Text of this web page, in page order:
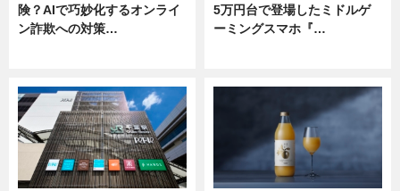
険？AIで巧妙化するオンライ
ン詐欺への対策…
5万円台で登場したミドルゲ
ーミングスマホ『…